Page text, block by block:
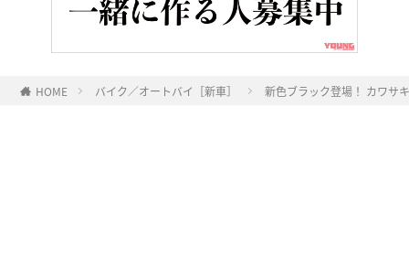
HOME バイク／オートバイ［新車］ 新色ブラック登場！ カワサ